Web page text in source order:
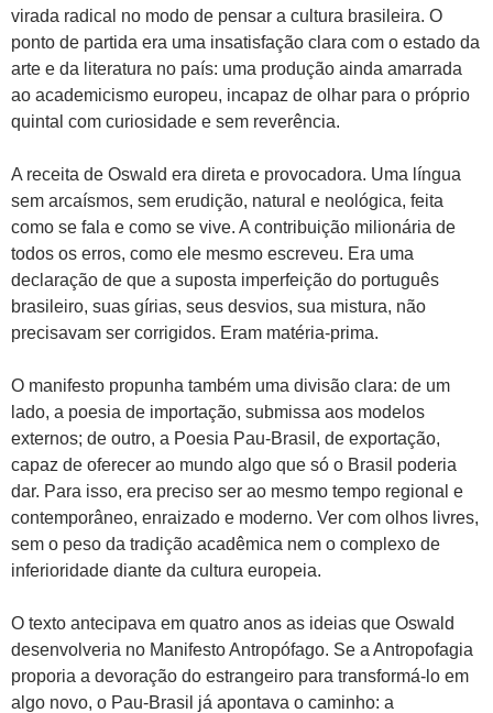
virada radical no modo de pensar a cultura brasileira. O
ponto de partida era uma insatisfação clara com o estado da
arte e da literatura no país: uma produção ainda amarrada
ao academicismo europeu, incapaz de olhar para o próprio
quintal com curiosidade e sem reverência.
A receita de Oswald era direta e provocadora. Uma língua
sem arcaísmos, sem erudição, natural e neológica, feita
como se fala e como se vive. A contribuição milionária de
todos os erros, como ele mesmo escreveu. Era uma
declaração de que a suposta imperfeição do português
brasileiro, suas gírias, seus desvios, sua mistura, não
precisavam ser corrigidos. Eram matéria-prima.
O manifesto propunha também uma divisão clara: de um
lado, a poesia de importação, submissa aos modelos
externos; de outro, a Poesia Pau-Brasil, de exportação,
capaz de oferecer ao mundo algo que só o Brasil poderia
dar. Para isso, era preciso ser ao mesmo tempo regional e
contemporâneo, enraizado e moderno. Ver com olhos livres,
sem o peso da tradição acadêmica nem o complexo de
inferioridade diante da cultura europeia.
O texto antecipava em quatro anos as ideias que Oswald
desenvolveria no Manifesto Antropófago. Se a Antropofagia
proporia a devoração do estrangeiro para transformá-lo em
algo novo, o Pau-Brasil já apontava o caminho: a